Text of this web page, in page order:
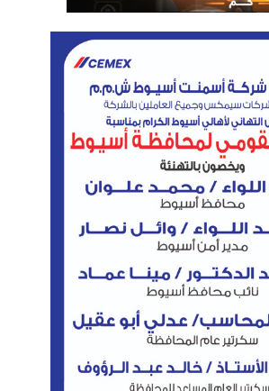
المقبلة ومن بينها السوق الروسي.
مناقشة إمكانية تنظيم ورش عمل
ورحلات تعريفية Famtrips لمجموعة من منظمى
والإعلاميين والمؤثرين من
أفلام قصيرة مصورة تستعرض
المختلفة لبعض السائحين المقيمين في
ويتحدثون خلالها عن ضوابط
الوقائية والاحترازية المطبقة
على مواقع التواصل الاجتماعي.
الوزارة تقوم حاليا لأول مرة بالعمل
إلكترونية تتضمن أرشيف صور
المحافظات والأماكن السياحية